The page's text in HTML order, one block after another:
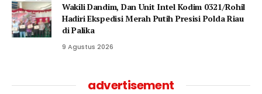
Wakili Dandim, Dan Unit Intel Kodim 0321/Rohil
Hadiri Ekspedisi Merah Putih Presisi Polda Riau
di Palika
9 Agustus 2026
advertisement